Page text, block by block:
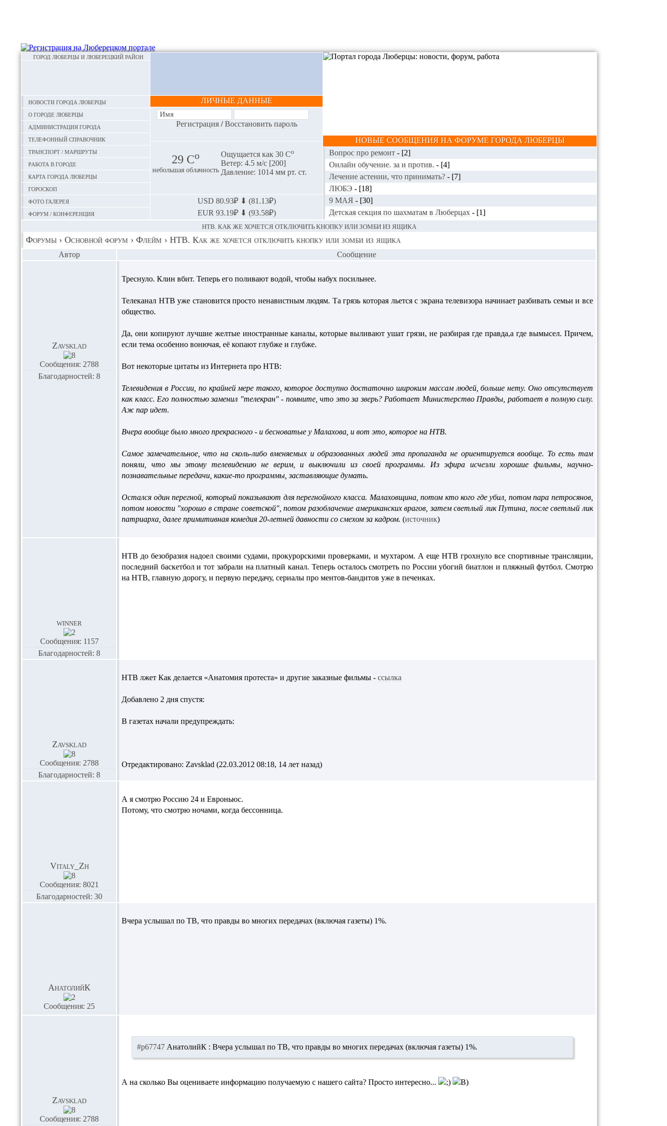
ГОРОД ЛЮБЕРЦЫ И ЛЮБЕРЕЦКИЙ РАЙОН
Новости города Люберцы
О городе Люберцы
Администрация города
Телефонный справочник
Транспорт / маршруты
Работа в городе
Карта города Люберцы
Гороскоп
Фото галерея
Форум / конференция
ЛИЧНЫЕ ДАННЫЕ
Регистрация/Восстановить пароль
29 Сo
небольшая облачность
Ощущается как 30 Сo
Ветер: 4.5 м/с [200]
Давление: 1014 мм рт. ст.
USD 80.93₽ ⬇ (81.13₽)
EUR 93.19₽ ⬇ (93.58₽)
НОВЫЕ СООБЩЕНИЯ НА ФОРУМЕ ГОРОДА ЛЮБЕРЦЫ
Вопрос про ремонт - [2]
Онлайн обучение. за и против. - [4]
Лечение астении, что принимать? - [7]
ЛЮБЭ - [18]
9 МАЯ - [30]
Детская секция по шахматам в Люберцах - [1]
НТВ. КАК ЖЕ ХОЧЕТСЯ ОТКЛЮЧИТЬ КНОПКУ ИЛИ ЗОМБИ ИЗ ЯЩИКА
Форумы › Основной форум › Флейм › НТВ. Как же хочется отключить кнопку или зомби из ящика
Автор Сообщение
Zavsklad
Сообщения: 2788
Благодарностей: 8
Треснуло. Клин вбит. Теперь его поливают водой, чтобы набух посильнее.
Телеканал НТВ уже становится просто ненавистным людям. Та грязь которая льется с экрана телевизора начинает разбивать семьи и все
общество.
Да, они копируют лучшие желтые иностранные каналы, которые выливают ушат грязи, не разбирая где правда,а где вымысел. Причем,
если тема особенно вонючая, её копают глубже и глубже.
Вот некоторые цитаты из Интернета про НТВ:
Телевидения в России, по крайней мере такого, которое доступно достаточно широким массам людей, больше нету. Оно отсутствует
как класс. Его полностью заменил "телекран" - помните, что это за зверь? Работает Министерство Правды, работает в полную силу.
Аж пар идет.
Вчера вообще было много прекрасного - и бесноватые у Малахова, и вот это, которое на НТВ.
Самое замечательное, что на сколь-либо вменяемых и образованных людей эта пропаганда не ориентируется вообще. То есть там
поняли, что мы этому телевидению не верим, и выключили из своей программы. Из эфира исчезли хорошие фильмы, научно-
познавательные передачи, какие-то программы, заставляющие думать.
Остался один перегной, который показывают для перегнойного класса. Малаховщина, потом кто кого где убил, потом пара петросянов,
потом новости "хорошо в стране советской", потом разоблачение американских врагов, затем светлый лик Путина, после светлый лик
патриарха, далее примитивная комедия 20-летней давности со смехом за кадром. (источник)
winner
Сообщения: 1157
Благодарностей: 8
НТВ до безобразия надоел своими судами, прокурорскими проверками, и мухтаром. А еще НТВ грохнуло все спортивные трансляции,
последний баскетбол и тот забрали на платный канал. Теперь осталось смотреть по России убогий биатлон и пляжный футбол. Смотрю
на НТВ, главную дорогу, и первую передачу, сериалы про ментов-бандитов уже в печенках.
Zavsklad
Сообщения: 2788
Благодарностей: 8
НТВ лжет Как делается «Анатомия протеста» и другие заказные фильмы - ссылка
Добавлено 2 дня спустя:
В газетах начали предупреждать:
Отредактировано: Zavsklad (22.03.2012 08:18, 14 лет назад)
Vitaly_Zh
Сообщения: 8021
Благодарностей: 30
А я смотрю Россию 24 и Евроньюс.
Потому, что смотрю ночами, когда бессонница.
АнатолийК
Сообщения: 25
Вчера услышал по ТВ, что правды во многих передачах (включая газеты) 1%.
Zavsklad
Сообщения: 2788
#p67747 АнатолийК : Вчера услышал по ТВ, что правды во многих передачах (включая газеты) 1%.
А на сколько Вы оцениваете информацию получаемую с нашего сайта? Просто интересно...